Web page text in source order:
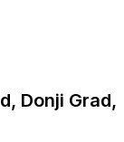
Donji Grad,